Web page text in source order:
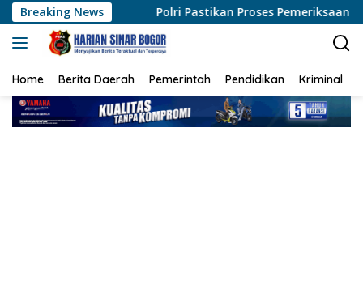
Langsung
ke
konten
Breaking News
Polri Pastikan Proses Pemeriksaan Personel di Aceh
Home Berita Daerah Pemerintah Pendidikan Kriminal